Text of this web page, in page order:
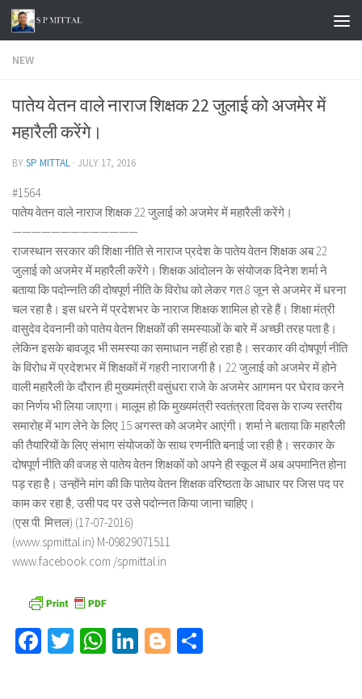
Skip to content
NEW
पातेय वेतन वाले नाराज शिक्षक 22 जुलाई को अजमेर में
महारैली करेंगे।
BYSP MITTAL · JULY 17, 2016
#1564
पातेय वेतन वाले नाराज शिक्षक 22 जुलाई को अजमेर में महारैली करेंगे।
—————————————
राजस्थान सरकार की शिक्षा नीति से नाराज प्रदेश के पातेय वेतन शिक्षक अब 22
जुलाई को अजमेर में महारैली करेंगे। शिक्षक आंदोलन के संयोजक दिनेश शर्मा ने
बताया कि पदोन्नति की दोषपूर्ण नीति के विरोध को लेकर गत 8 जून से अजमेर में धरना
चल रहा है। इस धरने में प्रदेशभर के नाराज शिक्षक शामिल हो रहे हैं। शिक्षा मंत्री
वासुदेव देवनानी को पातेय वेतन शिक्षकों की समस्याओं के बारे में अच्छी तरह पता है।
लेकिन इसके बावजूद भी समस्या का समाधान नहीं हो रहा है। सरकार की दोषपूर्ण नीति
के विरोध में प्रदेशभर में शिक्षकों में गहरी नाराजगी है। 22 जुलाई को अजमेर में होने
वाली महारैली के दौरान ही मुख्यमंत्री वसुंधरा राजे के अजमेर आगमन पर घेराव करने
का निर्णय भी लिया जाएगा। मालूम हो कि मुख्यमंत्री स्वतंत्रता दिवस के राज्य स्तरीय
समारोह में भाग लेने के लिए 15 अगस्त को अजमेर आएंगी। शर्मा ने बताया कि महारैली
की तैयारियों के लिए संभाग संयोजकों के साथ रणनीति बनाई जा रही है। सरकार के
दोषपूर्ण नीति की वजह से पातेय वेतन शिक्षकों को अपने ही स्कूल में अब अपमानित होना
पड़ रहा है। उन्होंने मांग की कि पातेय वेतन शिक्षक वरिष्ठता के आधार पर जिस पद पर
काम कर रहा है, उसी पद पर उसे पदोन्नत किया जाना चाहिए।
(एस.पी. मित्तल) (17-07-2016)
(www.spmittal.in) M-09829071511
www.facebook.com /spmittal.in
Facebook
TwitterWhatsApp
LinkedIn
Blogger